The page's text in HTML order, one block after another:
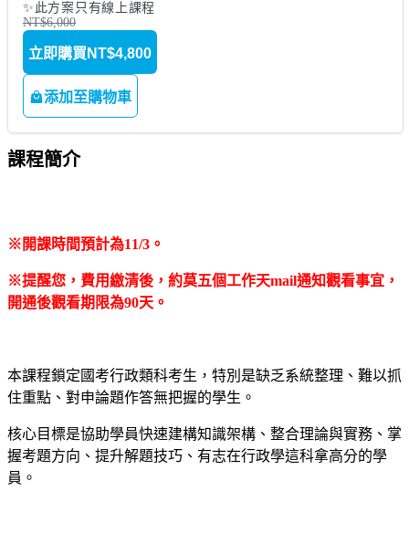
✨此方案只有線上課程
NT$6,000
立即購買 NT$4,800
添加至購物車
課程簡介
※開課時間預計為11/3。
※提醒您，費用繳清後，約莫五個工作天mail通知觀看事宜，
開通後觀看期限為90天。
本課程鎖定國考行政類科考生，特別是缺乏系統整理、難以抓
住重點、對申論題作答無把握的學生。
核心目標是協助學員快速建構知識架構、整合理論與實務、掌
握考題方向、提升解題技巧、有志在行政學這科拿高分的學
員。